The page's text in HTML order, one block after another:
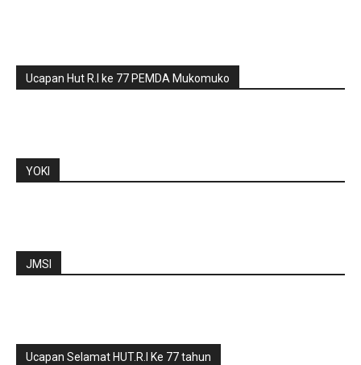
Ucapan Hut R.I ke 77 PEMDA Mukomuko
YOKI
JMSI
Ucapan Selamat HUT.R.I Ke 77 tahun